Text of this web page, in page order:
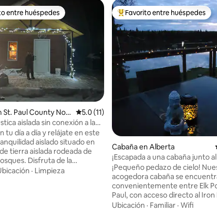
de 5, 59 reseñas
huéspedes preferido
entre huéspedes
St. Paul County No. 1 Calificación promedio: 5.0 de 5, 11 reseñas
5.0 (11)
aislada sin conexión a la
tu día a día y relájate en este
aislado situado en
tierra aislada rodeada de
Disfruta de la
de bayas silvestres, la
· Limpieza
Favorito entre huéspedes
Favorito entre huéspedes
Cabaña en Alberta
¡Escapada a una cabaña junto
¡Pequeño pedazo de cielo!
acogedora cabaña se
convenientemente entre Elk
Paul, con acceso directo al Iron
Trail. Un pequeño lago con las puestas de
Ubicación · Familiar · Wifi